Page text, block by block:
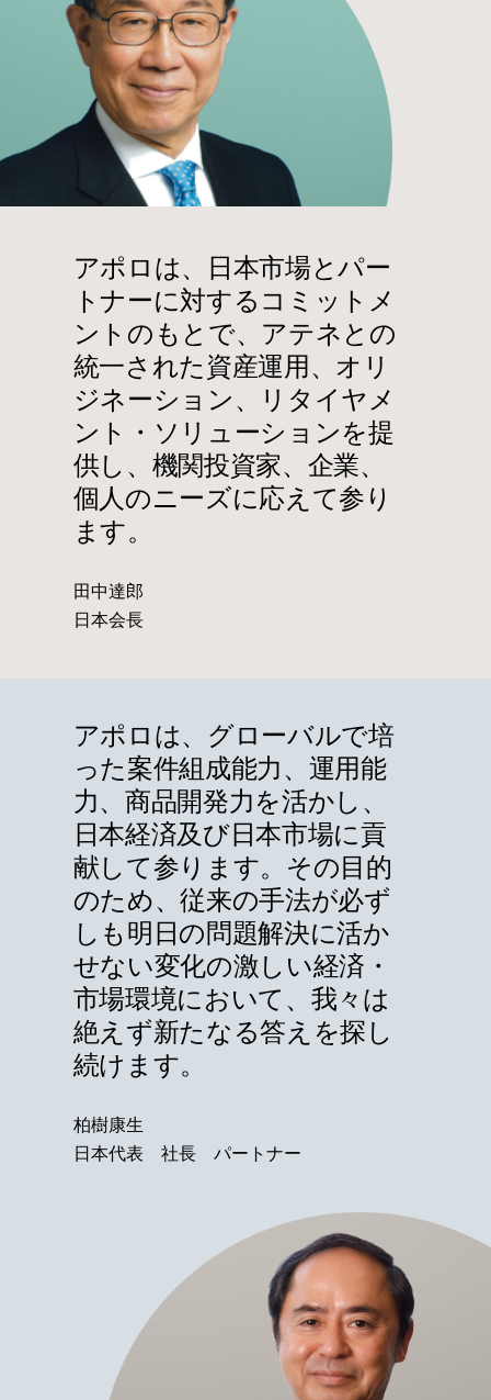
アポロは、日本市場とパー
トナーに対するコミットメ
ントのもとで、アテネとの
統一された資産運用、オリ
ジネーション、リタイヤメ
ント・ソリューションを提
供し、機関投資家、企業、
個人のニーズに応えて参り
ます。
田中達郎
日本会長
アポロは、グローバルで培
った案件組成能力、運用能
力、商品開発力を活かし、
日本経済及び日本市場に貢
献して参ります。その目的
のため、従来の手法が必ず
しも明日の問題解決に活か
せない変化の激しい経済・
市場環境において、我々は
絶えず新たなる答えを探し
続けます。
柏樹康生
日本代表 社長 パートナー